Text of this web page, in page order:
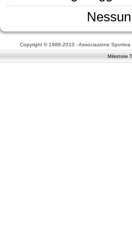
Copyright © 1988-2010 - Associazione
Milestone